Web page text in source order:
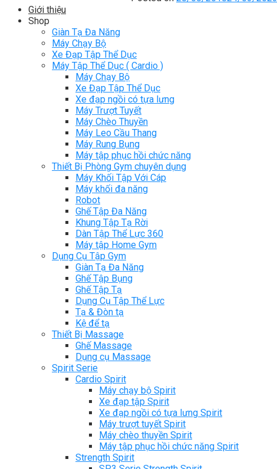
Giới thiệu
Shop
Giàn Tạ Đa Năng
Máy Chạy Bộ
Xe Đạp Tập Thể Dục
Máy Tập Thể Dục ( Cardio )
Máy Chạy Bộ
Xe Đạp Tập Thể Dục
Xe đạp ngồi có tựa lưng
Máy Trượt Tuyết
Máy Chèo Thuyền
Máy Leo Cầu Thang
Máy Rung Bụng
Máy tập phục hồi chức năng
Thiết Bị Phòng Gym chuyên dụng
Máy Khối Tập Với Cáp
Máy khối đa năng
Robot
Ghế Tập Đa Năng
Khung Tập Tạ Rời
Dàn Tập Thể Lực 360
Máy tập Home Gym
Dụng Cụ Tập Gym
Giàn Tạ Đa Năng
Ghế Tập Bụng
Ghế Tập Tạ
Dụng Cụ Tập Thể Lực
Tạ & Đòn tạ
Kệ để tạ
Thiết Bị Massage
Ghế Massage
Dụng cụ Massage
Spirit Serie
Cardio Spirit
Máy chạy bộ Spirit
Xe đạp tập Spirit
Xe đạp ngồi có tựa lưng Spirit
Máy trượt tuyết Spirit
Máy chèo thuyền Spirit
Máy tập phục hồi chức năng Spirit
Strength Spirit